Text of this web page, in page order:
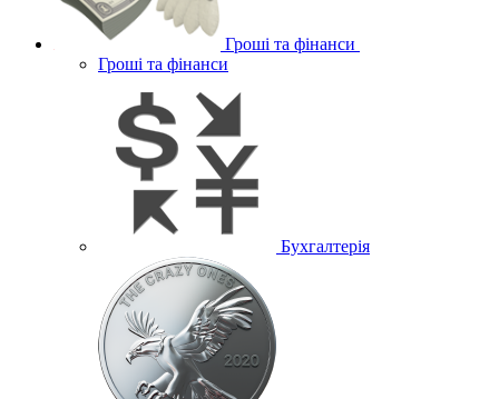
Гроші та фінанси
Гроші та фінанси
Бухгалтерія